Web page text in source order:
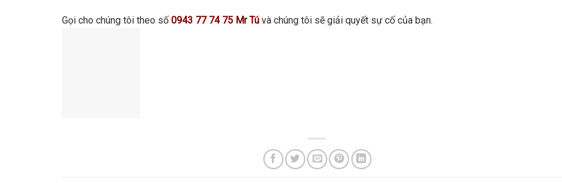
Gọi cho chúng tôi theo số 0943 77 74 75 Mr Tú và chúng tôi sẽ giải quyết sự cố của bạn.